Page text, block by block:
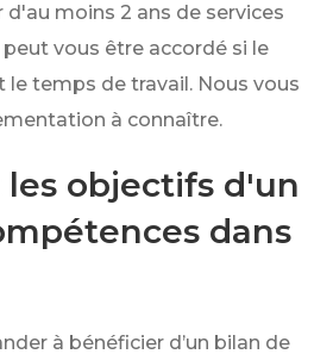
moins 2 ans de services
vous être accordé si le
le temps de travail. Nous vous
à connaître.
les objectifs d'un
dans
à bénéficier d’un bilan de